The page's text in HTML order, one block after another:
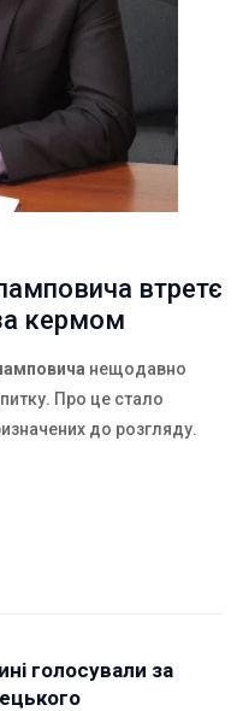
втретє
кермом
нещодавно
Про це стало
до розгляду.
голосували за